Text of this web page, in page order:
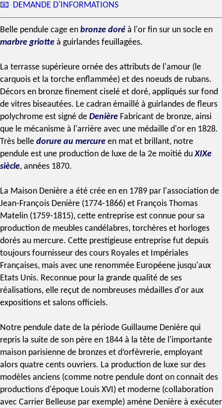
📧 DEMANDE D'INFORMATIONS
Belle pendule cage en bronze doré à l'or fin sur un socle en
marbre griotte à guirlandes feuillagées.
La terrasse supérieure ornée des attributs de l'amour (le
carquois et la torche enflammée) et des noeuds de rubans.
Décors en bronze finement ciselé et doré, appliqués sur fond
de vitres biseautées. Le cadran émaillé à guirlandes de fleurs
polychrome est signé de Denière Fabricant de bronze, ainsi
que le mécanisme à l'arrière avec une médaille d'or en 1828.
Très belle dorure au mercure en mat et brillant, notre
pendule est une production de luxe de la 2e moitié duXIXe
siècle, années 1870.
La Maison Denière a été crée en en 1789 par l'association de
Jean-François Denière (1774-1866) et François Thomas
Matelin (1759-1815), cette entreprise est connue pour sa
production de meubles candélabres, torchères et horloges
dorés au mercure. Cette prestigieuse entreprise fut depuis
toujours fournisseur des cours Royales et Impériales
Françaises, mais avec une renommée Européene jusqu'aux
Etats Unis. Reconnue pour la grande qualité de ses
réalisations, elle reçut de nombreuses médailles d'or aux
expositions et salons officiels.
Notre pendule date de la période Guillaume Denière qui
repris la suite de son père en 1844 à la tête de l'importante
maison parisienne de bronzes et d’orfèvrerie, employant
alors quatre cents ouvriers. La production de luxe sur des
modèles anciens (comme notre pendule dont on connait des
productions d'époque Louis XVI) et moderne (collaboration
avec Carrier Belleuse par exemple) amène Denière à exécuter